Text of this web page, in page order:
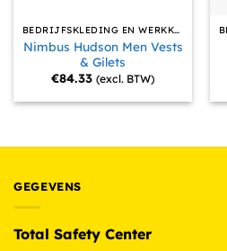
BEDRIJFSKLEDING EN WERKKLEDING
Nimbus Hudson Men Vests
& Gilets
€84.33 (excl. BTW)
GEGEVENS
Total Safety Center